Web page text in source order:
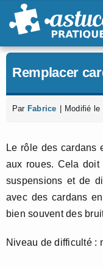
Passer
au
Remplacer
Par Fabrice Modifié
Le rôle des cardans
aux roues. Cela doit
suspensions et de
avec des cardans
bien souvent des
Niveau de difficulté :